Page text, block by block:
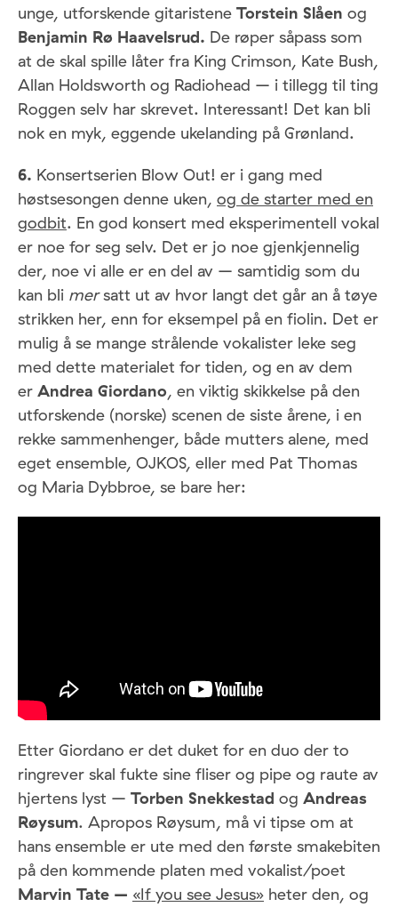
unge, utforskende gitaristene Torstein Slåen og
Benjamin Rø Haavelsrud. De røper såpass som
at de skal spille låter fra King Crimson, Kate Bush,
Allan Holdsworth og Radiohead – i tillegg til ting
Roggen selv har skrevet. Interessant! Det kan bli
nok en myk, eggende ukelanding på Grønland.
6. Konsertserien Blow Out! er i gang med
høstsesongen denne uken, og de starter med en
godbit. En god konsert med eksperimentell vokal
er noe for seg selv. Det er jo noe gjenkjennelig
der, noe vi alle er en del av – samtidig som du
kan bli mersatt ut av hvor langt det går an å tøye
strikken her, enn for eksempel på en fiolin. Det er
mulig å se mange strålende vokalister leke seg
med dette materialet for tiden, og en av dem
er Andrea Giordano, en viktig skikkelse på den
utforskende (norske) scenen de siste årene, i en
rekke sammenhenger, både mutters alene, med
eget ensemble, OJKOS, eller med Pat Thomas
og Maria Dybbroe, se bare her:
Etter Giordano er det duket for en duo der to
ringrever skal fukte sine fliser og pipe og raute av
hjertens lyst – Torben Snekkestad og Andreas
Røysum. Apropos Røysum, må vi tipse om at
hans ensemble er ute med den første smakebiten
på den kommende platen med vokalist/poet
Marvin Tate – «If you see Jesus» heter den, og